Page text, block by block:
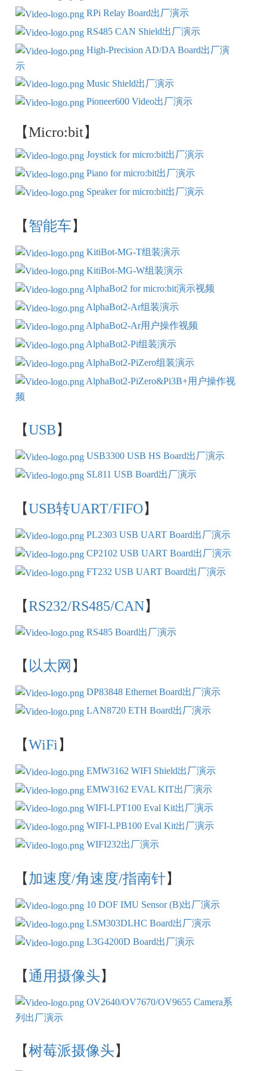
RPi Relay Board出厂演示
RS485 CAN Shield出厂演示
High-Precision AD/DA Board出厂演
示
Music Shield出厂演示
Pioneer600 Video出厂演示
【Micro:bit】
Joystick for micro:bit出厂演示
Piano for micro:bit出厂演示
Speaker for micro:bit出厂演示
【智能车】
KitiBot-MG-T组装演示
KitiBot-MG-W组装演示
AlphaBot2 for micro:bit演示视频
AlphaBot2-Ar组装演示
AlphaBot2-Ar用户操作视频
AlphaBot2-Pi组装演示
AlphaBot2-PiZero组装演示
AlphaBot2-PiZero&Pi3B+用户操作视
频
【USB】
USB3300 USB HS Board出厂演示
SL811 USB Board出厂演示
【USB转UART/FIFO】
PL2303 USB UART Board出厂演示
CP2102 USB UART Board出厂演示
FT232 USB UART Board出厂演示
【RS232/RS485/CAN】
RS485 Board出厂演示
【 以太网 】
DP83848 Ethernet Board出厂演示
LAN8720 ETH Board出厂演示
【WiFi 】
EMW3162 WIFI Shield出厂演示
EMW3162 EVAL KIT出厂演示
WIFI-LPT100 Eval Kit出厂演示
WIFI-LPB100 Eval Kit出厂演示
WIFI232出厂演示
【加速度/角速度/指南针】
10 DOF IMU Sensor (B)出厂演示
LSM303DLHC Board出厂演示
L3G4200D Board出厂演示
【通用摄像头】
OV2640/OV7670/OV9655 Camera系
列出厂演示
【树莓派摄像头】